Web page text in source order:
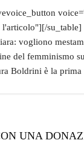
l'articolo"][/
vogliono
del femminismo
Boldrini è la
UNA